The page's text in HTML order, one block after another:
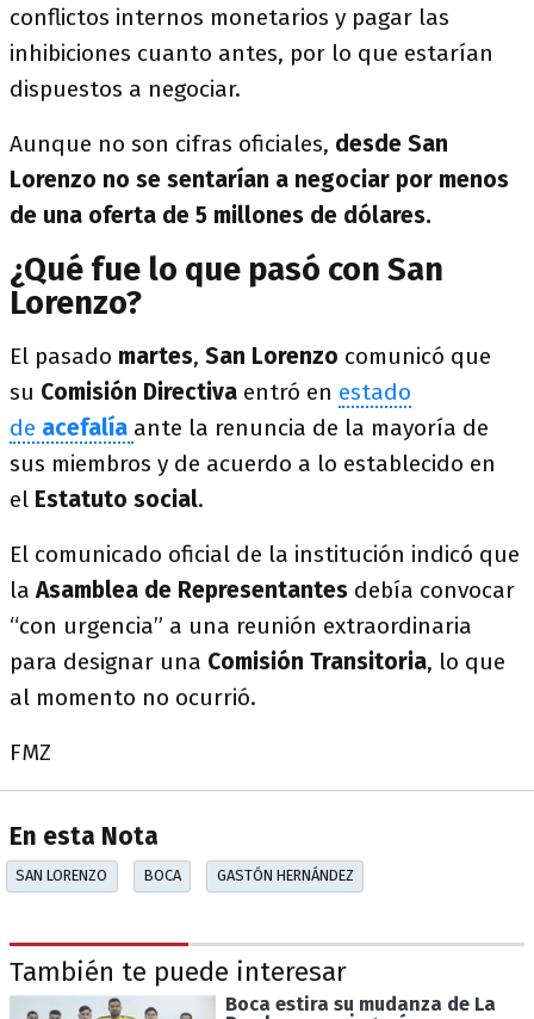
conflictos internos monetarios y pagar las
inhibiciones cuanto antes, por lo que estarían
dispuestos a negociar.
Aunque no son cifras oficiales, desde San
Lorenzo no se sentarían a negociar por menos
de una oferta de 5 millones de dólares.
¿Qué fue lo que pasó con San
Lorenzo?
El pasado martes, San Lorenzo comunicó que
su Comisión Directiva entró en estado
de acefalía ante la renuncia de la mayoría de
sus miembros y de acuerdo a lo establecido en
el Estatuto social.
El comunicado oficial de la institución indicó que
laAsamblea de Representantes debía convocar
“con urgencia” a una reunión extraordinaria
para designar una Comisión Transitoria, lo que
al momento no ocurrió.
FMZ
En esta Nota
SAN LORENZO BOCA GASTÓN HERNÁNDEZ
También te puede interesar
Boca estira su mudanza de La